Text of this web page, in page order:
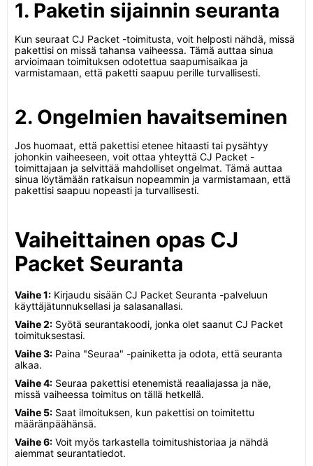
1. Paketin sijainnin seuranta
Kun seuraat CJ Packet -toimitusta, voit helposti nähdä, missä
pakettisi on missä tahansa vaiheessa. Tämä auttaa sinua
arvioimaan toimituksen odotettua saapumisaikaa ja
varmistamaan, että paketti saapuu perille turvallisesti.
2. Ongelmien havaitseminen
Jos huomaat, että pakettisi etenee hitaasti tai pysähtyy
johonkin vaiheeseen, voit ottaa yhteyttä CJ Packet -
toimittajaan ja selvittää mahdolliset ongelmat. Tämä auttaa
sinua löytämään ratkaisun nopeammin ja varmistamaan, että
pakettisi saapuu nopeasti ja turvallisesti.
Vaiheittainen opas CJ
Packet Seuranta
Vaihe 1: Kirjaudu sisään CJ Packet Seuranta -palveluun
käyttäjätunnuksellasi ja salasanallasi.
Vaihe 2: Syötä seurantakoodi, jonka olet saanut CJ Packet
toimituksestasi.
Vaihe 3: Paina "Seuraa" -painiketta ja odota, että seuranta
alkaa.
Vaihe 4: Seuraa pakettisi etenemistä reaaliajassa ja näe,
missä vaiheessa toimitus on tällä hetkellä.
Vaihe 5: Saat ilmoituksen, kun pakettisi on toimitettu
määränpäähänsä.
Vaihe 6: Voit myös tarkastella toimitushistoriaa ja nähdä
aiemmat seurantatiedot.